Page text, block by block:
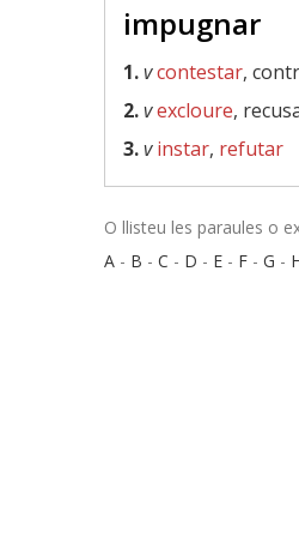
impugnar
1.vcontestar,
2.vexcloure,
3.v instar, refutar
O llisteu les paraules o
A - B - C - D - E - F - G -